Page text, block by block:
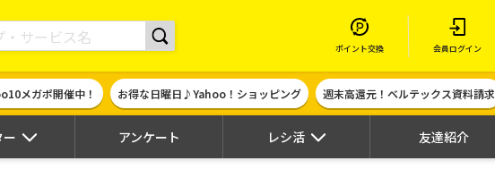
券に交換できるポイントサイト | ハピタス
ポイント交換 会員ログイン
メガポ開催中！ お得な日曜日♪Yahoo！ショッピング 週末高還元！ベルテックス資料請求
ー アンケート レシ活 友達紹介